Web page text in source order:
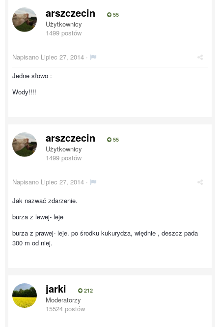
arszczecin 55
Użytkownicy
1499 postów
Napisano Lipiec 27, 2014 ·
Jedne słowo :
Wody!!!!
arszczecin 55
Użytkownicy
1499 postów
Napisano Lipiec 27, 2014 ·
Jak nazwać zdarzenie.
burza z lewej- leje
burza z prawej- leje. po środku kukurydza, więdnie , deszcz pada
300 m od niej.
jarki 212
Moderatorzy
15524 postów